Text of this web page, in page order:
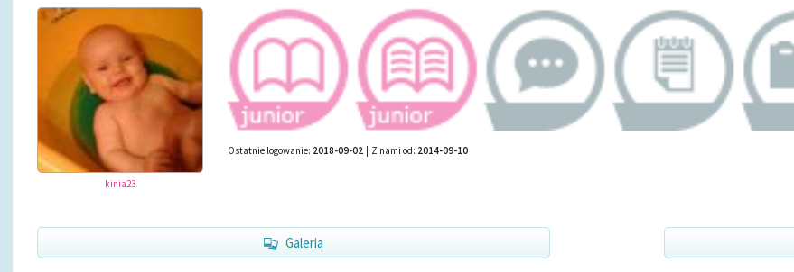
kinia23
Ostatnie logowanie: 2018-09-02 | Z nami od: 2014-09-10
Galeria